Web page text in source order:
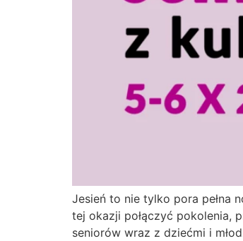
Jesień to nie tylko pora pełna
tej okazji połączyć pokolenia,
seniorów wraz z dziećmi i